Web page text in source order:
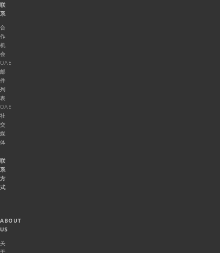
联
系
合
作
机
会
OAE
邮
件
列
表
OAE
社
交
媒
体
联
系
方
式
ABOUT
US
关